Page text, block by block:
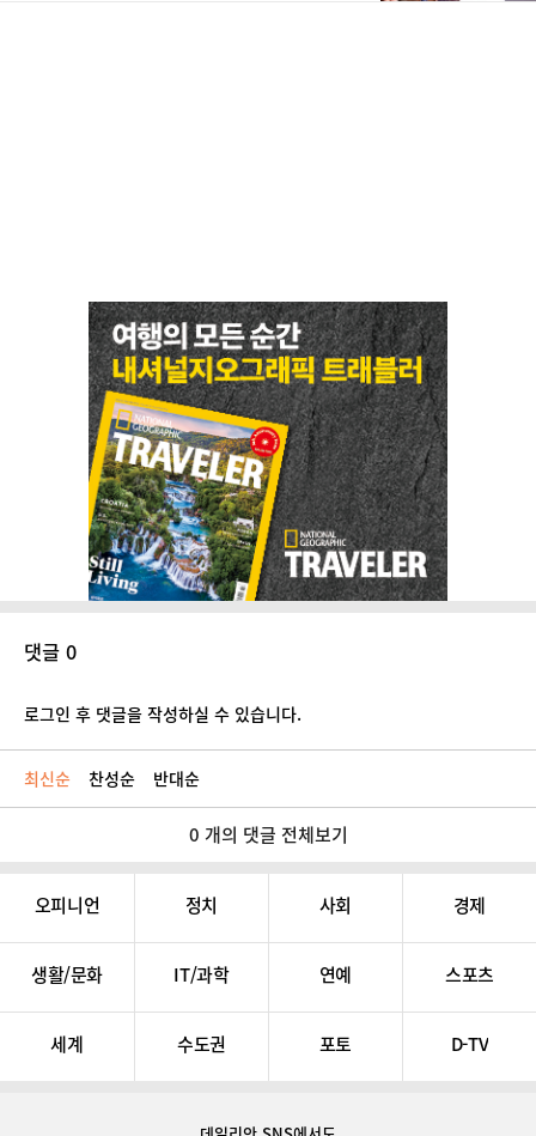
댓글 0
로그인 후 댓글을 작성하실 수 있습니다.
최신순 찬성순 반대순
0 개의 댓글 전체보기
오피니언 정치 사회 경제
생활/문화 IT/과학 연예 스포츠
세계 수도권 포토 D-TV